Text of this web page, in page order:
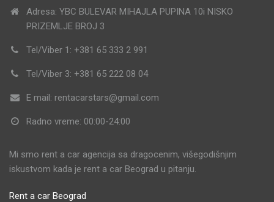
Adresa: YBC BULEVAR MIHAJLA PUPINA 10i NISKO
PRIZEMLJE BROJ 3
Tel/Viber 1: +381 65 333 2 991
Tel/Viber 3: +381 65 222 08 04
E mail: rentacarstars@gmail.com
Radno vreme: 00:00-24:00
Mi smo rent a car agencija sa dragocenim, višegodišnjim
iskustvom kada je rent a car Beograd u pitanju.
Rent a car Beograd